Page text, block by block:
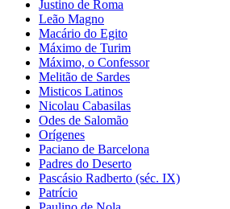
Justino de Roma
Leão Magno
Macário do Egito
Máximo de Turim
Máximo, o Confessor
Melitão de Sardes
Misticos Latinos
Nicolau Cabasilas
Odes de Salomão
Orígenes
Paciano de Barcelona
Padres do Deserto
Pascásio Radberto (séc. IX)
Patrício